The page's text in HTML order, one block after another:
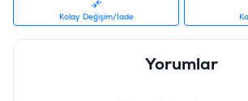
Tedarikçi Ürün Kodu
: RFC-009
Kolay Değişim/İade
Yorumlar